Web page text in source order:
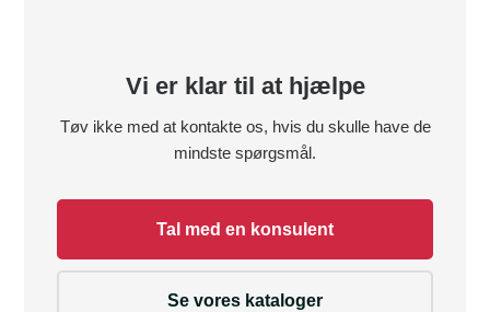
Vi er klar til at hjælpe
Tøv ikke med at kontakte os, hvis du skulle have de
mindste spørgsmål.
Tal med en konsulent
Se vores kataloger